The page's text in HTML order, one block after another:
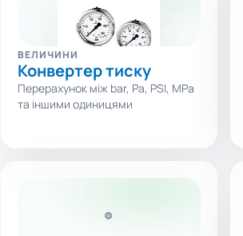
ВЕЛИЧИНИ
Конвертер тиску
Перерахунок між bar, Pa, PSI, MPa
та іншими одиницями
⚙